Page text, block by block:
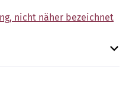
nicht näher bezeichnet